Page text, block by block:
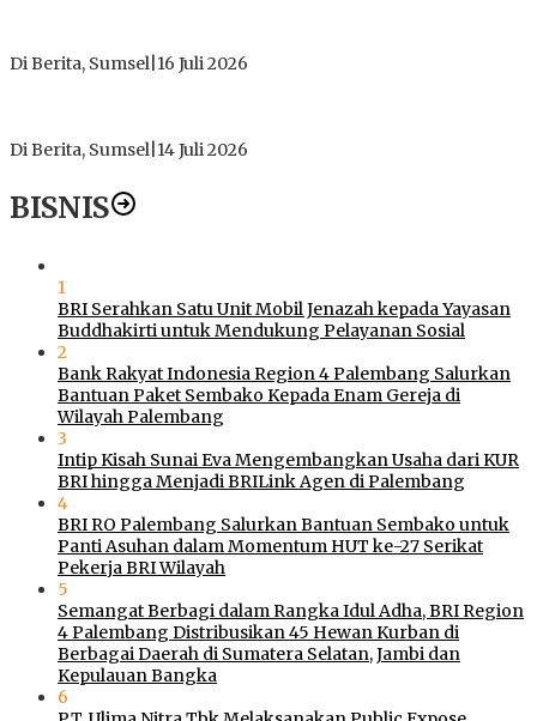
Di Berita, Sumsel 16 Juli 2026
Di Berita, Sumsel 14 Juli 2026
BISNIS
1
BRI Serahkan Satu Unit Mobil Jenazah kepada Yayasan
Buddhakirti untuk Mendukung Pelayanan Sosial
2
Bank Rakyat Indonesia Region 4 Palembang Salurkan
Bantuan Paket Sembako Kepada Enam Gereja di
Wilayah Palembang
3
Intip Kisah Sunai Eva Mengembangkan Usaha dari KUR
BRI hingga Menjadi BRILink Agen di Palembang
4
BRI RO Palembang Salurkan Bantuan Sembako untuk
Panti Asuhan dalam Momentum HUT ke-27 Serikat
Pekerja BRI Wilayah
5
Semangat Berbagi dalam Rangka Idul Adha, BRI Region
4 Palembang Distribusikan 45 Hewan Kurban di
Berbagai Daerah di Sumatera Selatan, Jambi dan
Kepulauan Bangka
6